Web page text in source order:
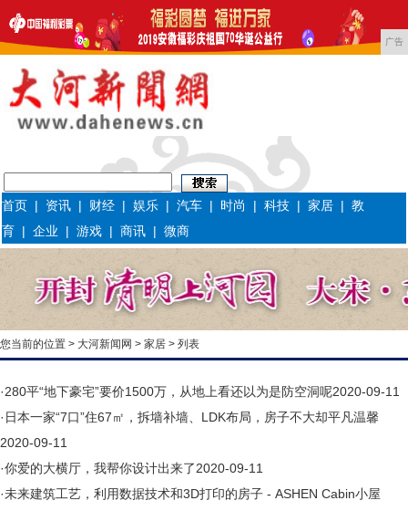
广告
首页 | 资讯 | 财经 |娱乐 |汽车 | 时尚 |科技 |家居 |教
育 |企业 |游戏 |商讯 |微商
您当前的位置 > 大河新闻网 > 家居 > 列表
·280平“地下豪宅”要价1500万，从地上看还以为是防空洞呢2020-09-11
· 日本一家“7口”住67㎡，拆墙补墙、LDK布局，房子不大却平凡温馨
2020-09-11
·你爱的大横厅，我帮你设计出来了2020-09-11
·未来建筑工艺，利用数据技术和3D打印的房子 - ASHEN Cabin小屋